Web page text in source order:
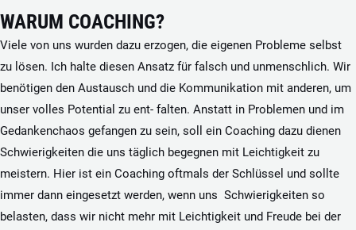
WARUM COACHING?
Viele von uns wurden dazu erzogen, die eigenen Probleme selbst
zu lösen. Ich halte diesen Ansatz für falsch und unmenschlich. Wir
benötigen den Austausch und die Kommunikation mit anderen, um
unser volles Potential zu ent- falten. Anstatt in Problemen und im
Gedankenchaos gefangen zu sein, soll ein Coaching dazu dienen
Schwierigkeiten die uns täglich begegnen mit Leichtigkeit zu
meistern. Hier ist ein Coaching oftmals der Schlüssel und sollte
immer dann eingesetzt werden, wenn uns Schwierigkeiten so
belasten, dass wir nicht mehr mit Leichtigkeit und Freude bei der